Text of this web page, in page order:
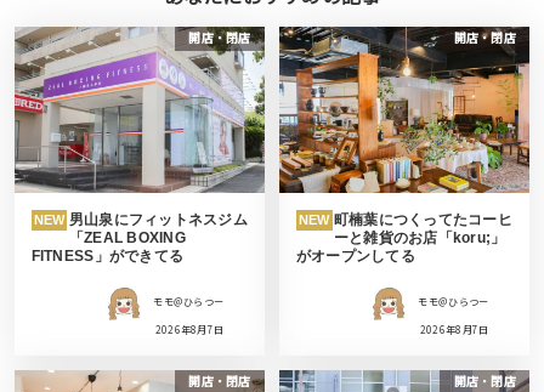
開店・閉店
NEW 男山泉にフィットネスジム
「ZEAL BOXING
FITNESS」ができてる
モモ＠ひらつー
2026年8月7日
開店・閉店
NEW 町楠葉につくってたコーヒ
ーと雑貨のお店「koru;」
がオープンしてる
モモ＠ひらつー
2026年8月7日
開店・閉店 開店・閉店